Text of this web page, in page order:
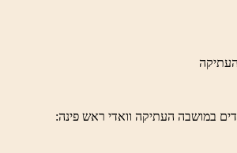
במושבה העתיקה וואדי ראש פינה: